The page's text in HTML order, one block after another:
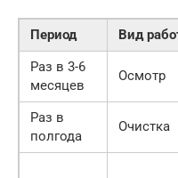
Период Вид
Раз в 3-6
месяцев
Осмотр
Раз в
полгода
Очистка